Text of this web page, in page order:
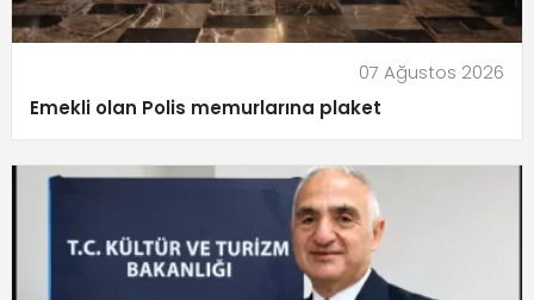
07 Ağustos 2026
Emekli olan Polis memurlarına plaket